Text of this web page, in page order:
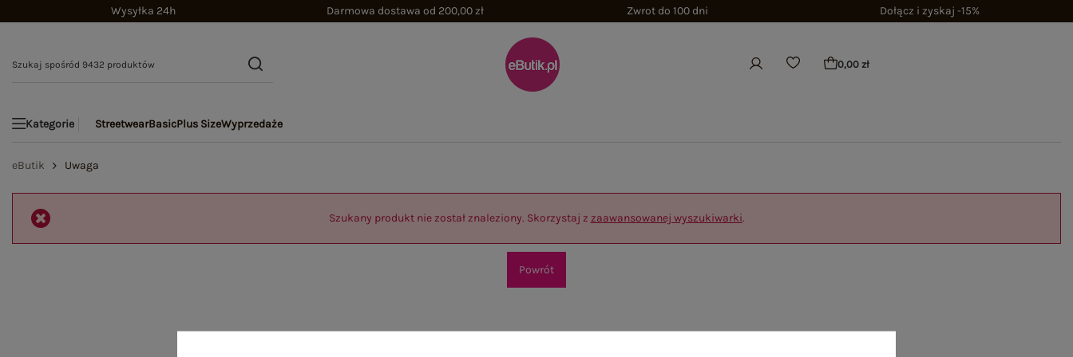
Wysyłka 24h Darmowa dostawa od 200,00 zł Zwrot do 100 dni Dołącz i zyskaj -15%
0,00 zł
Kategorie StreetwearBasicPlus SizeWyprzedaże
eButik Uwaga
Szukany produkt nie został znaleziony. Skorzystaj z zaawansowanej wyszukiwarki.
Powrót